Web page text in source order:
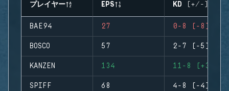
プレイヤー EPS KD (+/-)
BAE94 27 0-8 (-8)
BOSCO 57 2-7 (-5)
KANZEN 134 11-8 (+3)
SPIFF 68 4-8 (-4)